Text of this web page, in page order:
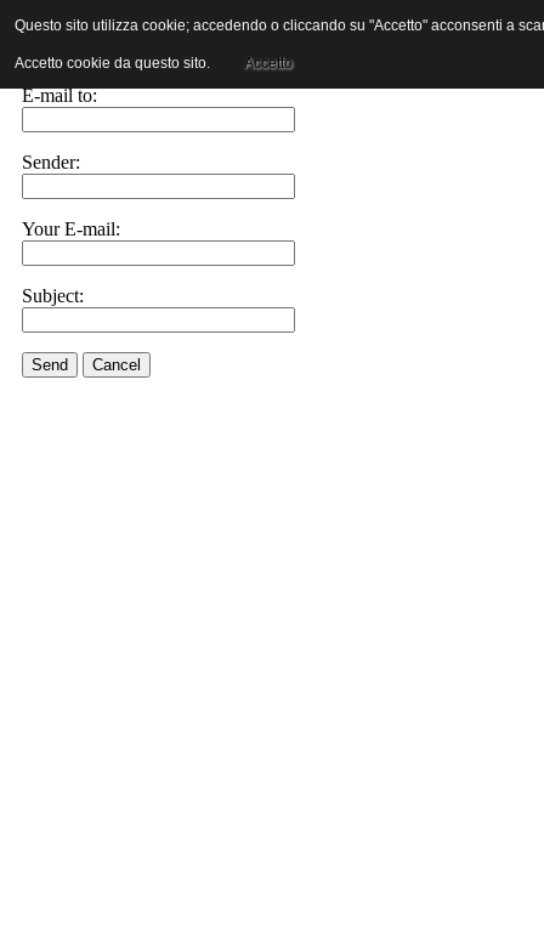
E-mail this link to a friend.
E-mail to:
Sender:
Your E-mail:
Subject:
Send Cancel
Questo sito utilizza cookie; accedendo o cliccando su "Accetto" acconsenti a
Accetto cookie da questo sito. Accetto